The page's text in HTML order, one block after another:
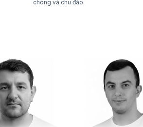
chóng và chu đáo.